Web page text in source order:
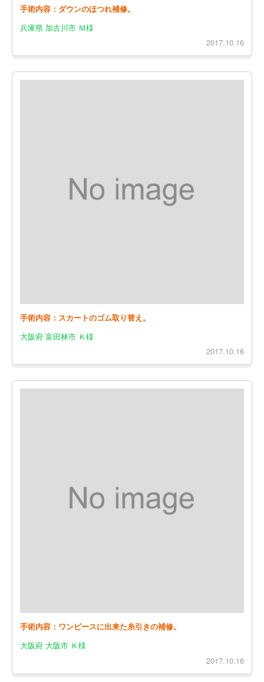
手術内容：ダウンのほつれ補修。
兵庫県 加古川市 Ｍ様
2017.10.16
手術内容：スカートのゴム取り替え。
大阪府 富田林市 Ｋ様
2017.10.16
手術内容：ワンピースに出来た糸引きの補修。
大阪府 大阪市 Ｋ様
2017.10.16